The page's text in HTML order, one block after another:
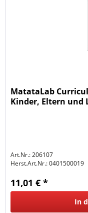
MatataLab
Kinder, Eltern und
Art.Nr.: 206107
Herst.Art.Nr.:0401500019
11,01 € *
In